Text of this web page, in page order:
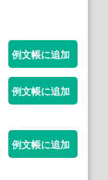
例文帳に追加
例文帳に追加
例文帳に追加